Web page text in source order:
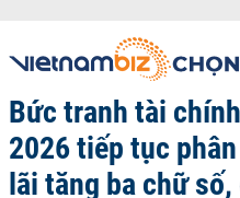
Bức tranh tài
2026 tiếp tục
lãi tăng ba chữ